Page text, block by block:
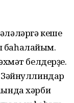
кеше
баһалайым.
белдерҙе.
Зәйнуллиндар
хәрби